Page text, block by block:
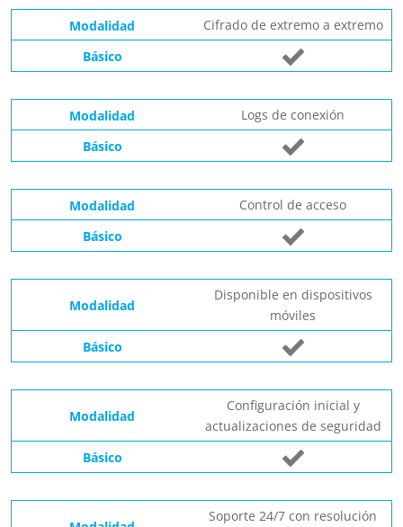
Cifrado de extremo a extremo
Logs de conexión
Control de acceso
Disponible en dispositivos
móviles
Configuración inicial y
actualizaciones de seguridad
Soporte 24/7 con resolución